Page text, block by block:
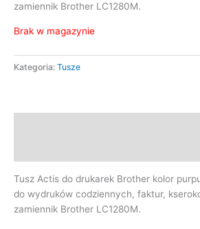
zamiennik Brother LC1280M.
Brak w magazynie
Kategoria: Tusze
Tusz Actis do drukarek Brother kolor
do wydruków codziennych, faktur,
zamiennik Brother LC1280M.